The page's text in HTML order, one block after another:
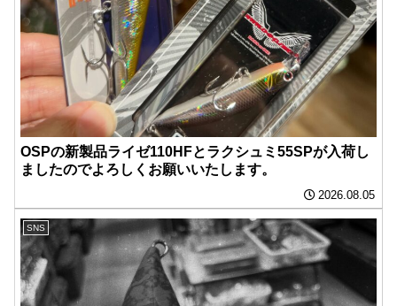
OSPの新製品ライゼ110HFとラクシュミ55SPが入荷し
ましたのでよろしくお願いいたします。
2026.08.05
SNS